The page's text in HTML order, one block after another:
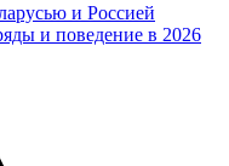
и Россией
и поведение в 2026